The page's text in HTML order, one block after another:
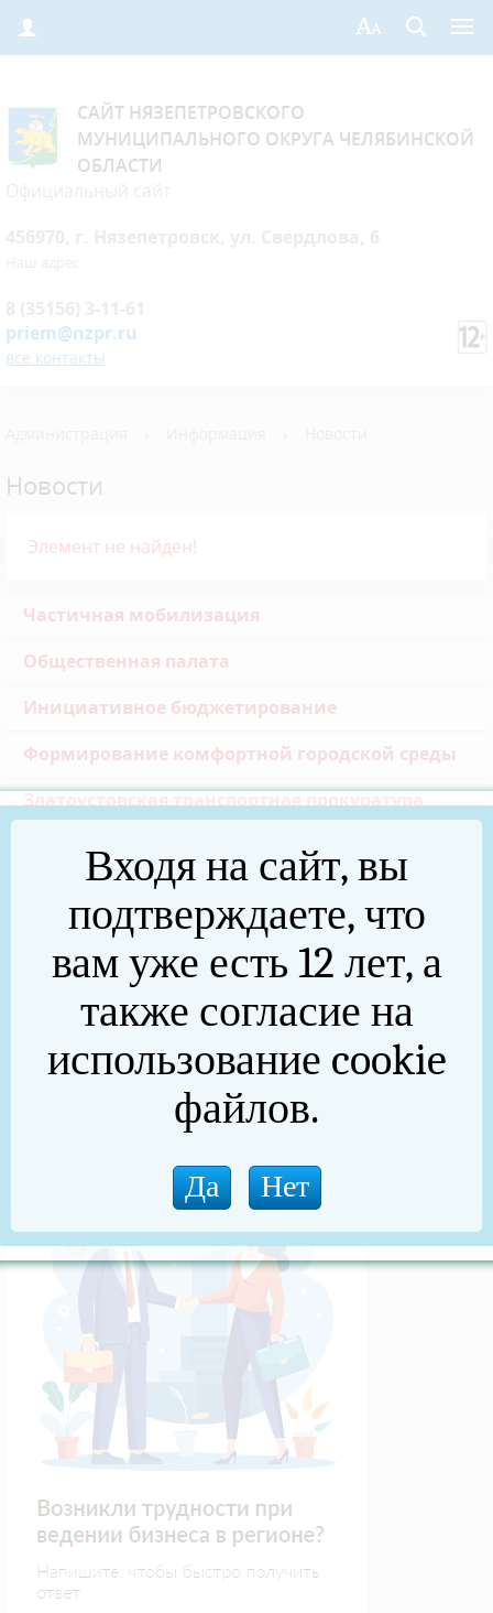
САЙТ НЯЗЕПЕТРОВСКОГО
МУНИЦИПАЛЬНОГО ОКРУГА ЧЕЛЯБИНСКОЙ
ОБЛАСТИ
priem@nzpr.ru
все контакты
Новости
Элемент не найден!
Частичная мобилизация
Общественная палата
Инициативное бюджетирование
Формирование комфортной городской среды
Златоустовская транспортная прокуратура
Реальные дела (архив)
Национальные проекты
75 лет Победы в Великой Отечественной войне
(архив)
Новости прокуратуры
Входя на сайт, вы
подтверждаете, что
вам уже есть 12 лет, а
также согласие на
использование cookie
файлов.